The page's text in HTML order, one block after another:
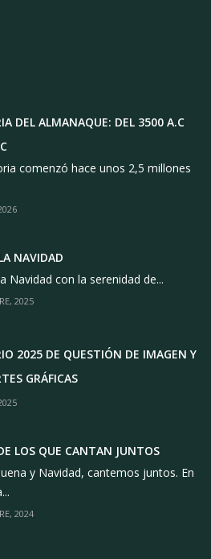
DEL ALMANAQUE: DEL 3500 A.C
comenzó hace unos 2,5 millones
NAVIDAD
Navidad con la serenidad de...
2025
2025 DE QUESTIÓN DE IMAGEN Y
GRÁFICAS
LOS QUE CANTAN JUNTOS
y Navidad, cantemos juntos. En
2024